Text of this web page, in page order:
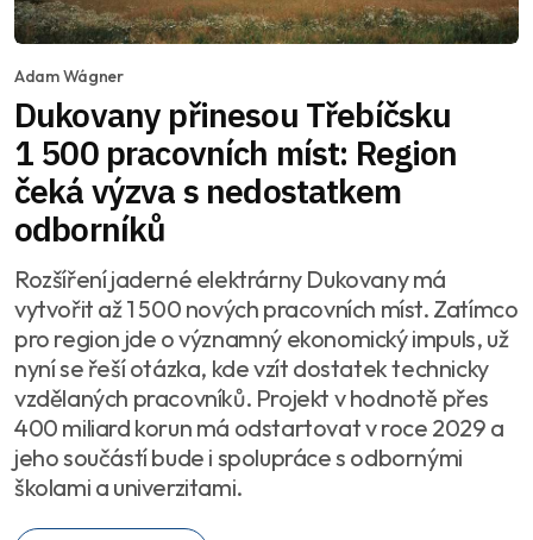
Adam Wágner
Dukovany přinesou Třebíčsku
1 500 pracovních míst: Region
čeká výzva s nedostatkem
odborníků
Rozšíření jaderné elektrárny Dukovany má
vytvořit až 1 500 nových pracovních míst. Zatímco
pro region jde o významný ekonomický impuls, už
nyní se řeší otázka, kde vzít dostatek technicky
vzdělaných pracovníků. Projekt v hodnotě přes
400 miliard korun má odstartovat v roce 2029 a
jeho součástí bude i spolupráce s odbornými
školami a univerzitami.